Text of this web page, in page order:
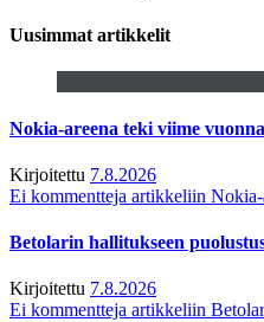
Uusimmat artikkelit
Nokia-areena teki viime
Kirjoitettu 7.8.2026
Ei kommentteja artikkeliin Nokia-
Betolarin hallitukseen
Kirjoitettu 7.8.2026
Ei kommentteja artikkeliin